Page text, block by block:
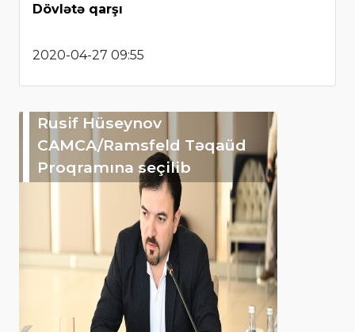
Dövlətə qarşı
2020-04-27 09:55
Rusif Hüseynov
CAMCA/Ramsfeld Təqaüd
Proqramına seçilib